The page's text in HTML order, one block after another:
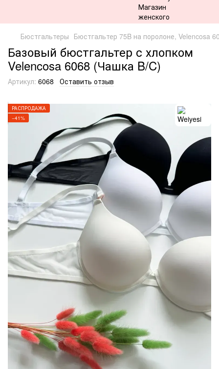
Бюстгальтеры Бюстгальтер 75B на поролоне, Velencosa
Базовый бюстгальтер с хлопком
Velencosa 6068 (Чашка B/C)
Артикул: 6068 Оставить отзыв
РАСПРОДАЖА
−41%